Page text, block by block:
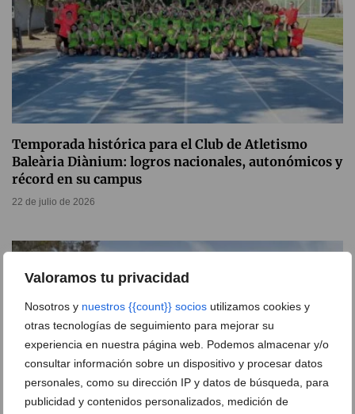
Valoramos tu privacidad
Nosotros y nuestros {{count}} socios utilizamos cookies y
otras tecnologías de seguimiento para mejorar su
experiencia en nuestra página web. Podemos almacenar y/o
consultar información sobre un dispositivo y procesar datos
personales, como su dirección IP y datos de búsqueda, para
publicidad y contenidos personalizados, medición de
Temporada histórica para el Club de Atletismo
Baleària Diànium: logros nacionales, autonómicos y
récord en su campus
22 de julio de 2026